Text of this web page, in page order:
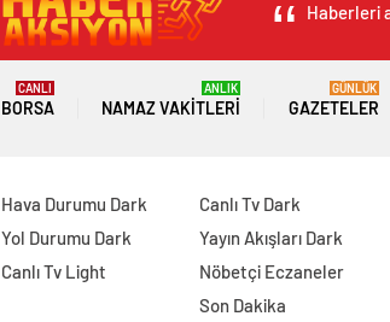
Haberleri
BORSA
CANLI
NAMAZ VAKITLERI
ANLIK
GAZETELER
GÜNLÜK
Hava Durumu Dark
Yol Durumu Dark
Canlı Tv Light
Canlı Tv Dark
Yayın Akışları Dark
Nöbetçi Eczaneler
Son Dakika